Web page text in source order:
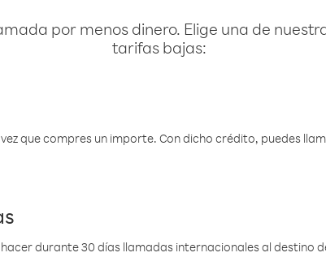
por menos dinero. Elige una de
tarifas bajas:
que compres un importe. Con dicho crédito, puedes
durante 30 días llamadas internacionales al destino